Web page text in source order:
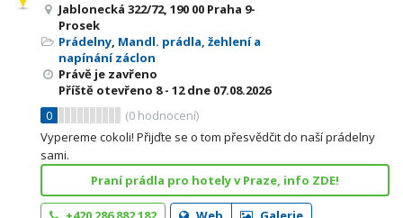
Jablonecká 322/72, 190 00 Praha 9-
Prosek
Prádelny, Mandl. prádla, žehlení a
napínání záclon
Právě je zavřeno
Příště otevřeno 8 - 12dne 07.08.2026
0
(0 hodnocení)
Vypereme cokoli! Přijďte se o tom přesvědčit do naší prádelny
sami.
Praní prádla pro hotely v Praze, info ZDE!